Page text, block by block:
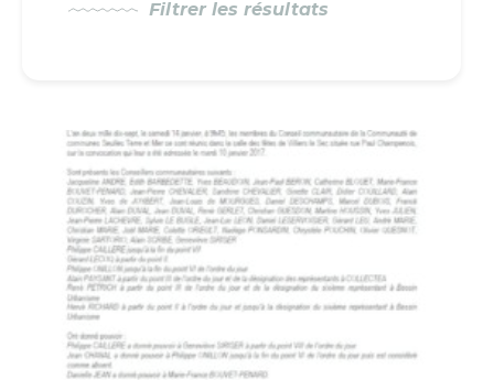
Filtrer les résultats